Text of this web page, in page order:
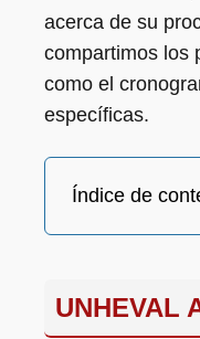
acerca de su
compartimos los
como el
específicas.
Índice de
UNHEVAL